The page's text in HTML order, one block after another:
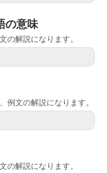
の意味
の解説になります。
例文の解説になります。
の解説になります。